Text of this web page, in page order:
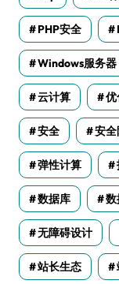
PHP安全
Windows服务器
云计算 优
安全 安
弹性计算
数据库 数
无障碍设计
站长生态